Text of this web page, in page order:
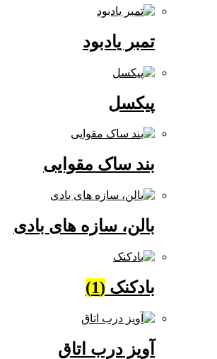
تمبر یادبود
بند ساک مقوایی
بالن، سازه های بادی
آویز درب اتاق